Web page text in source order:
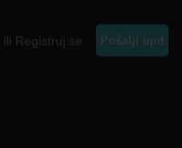
ili Registruj se Pošalji upit